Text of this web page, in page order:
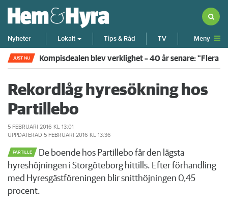
Nyheter Lokalt Tips & Råd TV Meny
JUST NU Kompisdealen blev verklighet – 40 år senare: "Flera
Rekordlåg hyresökning hos
Partillebo
5 FEBRUARI 2016 KL 13:01
UPPDATERAD 5 FEBRUARI 2016 KL 13:36
PARTILLE
De boende hos Partillebo får den lägsta
hyreshöjningen i Storgöteborg hittills. Efter förhandling
med Hyresgästföreningen blir snitthöjningen 0,45
procent.